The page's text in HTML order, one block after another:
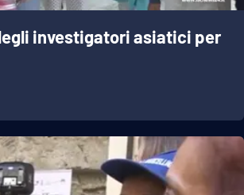
investigatori asiatici per